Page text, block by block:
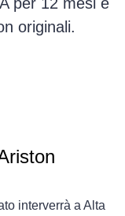
originali.
interverrà a Alta